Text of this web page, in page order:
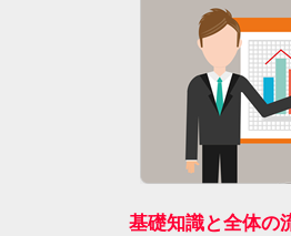
基礎知識と全体の